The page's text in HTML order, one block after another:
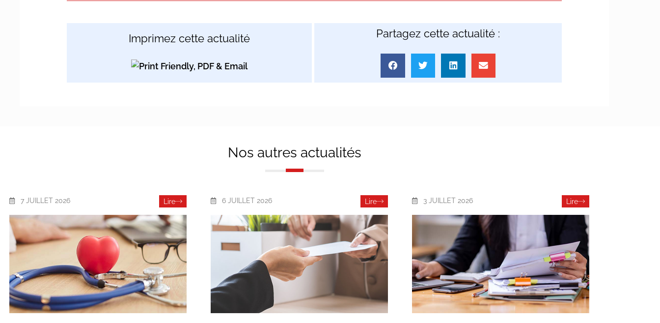
Imprimez cette actualité Partagez cette actualité :
Nos autres actualités
7 JUILLET 2026 Lire 6 JUILLET 2026 Lire 3 JUILLET 2026 Lire